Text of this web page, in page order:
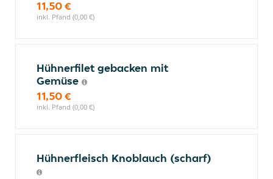
11,50 €
inkl. Pfand (0,00 €)
Hühnerfilet gebacken mit
Gemüse
11,50 €
inkl. Pfand (0,00 €)
Hühnerfleisch Knoblauch (scharf)